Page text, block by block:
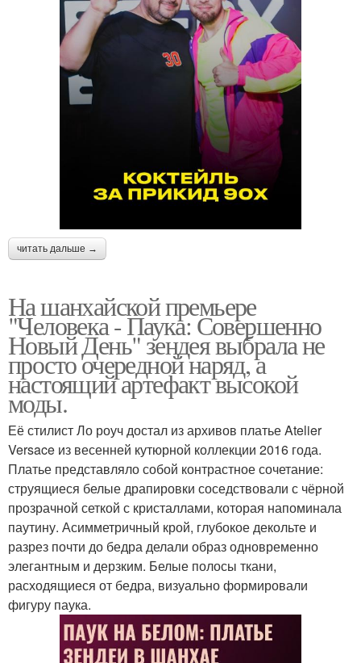
читать дальше →
На шанхайской премьере
"Человека - Паука: Совершенно
Новый День" зендея выбрала не
просто очередной наряд, а
настоящий артефакт высокой
моды.
Её стилист Ло роуч достал из архивов платье Atelier
Versace из весенней кутюрной коллекции 2016 года.
Платье представляло собой контрастное сочетание:
струящиеся белые драпировки соседствовали с чёрной
прозрачной сеткой с кристаллами, которая напоминала
паутину. Асимметричный крой, глубокое декольте и
разрез почти до бедра делали образ одновременно
элегантным и дерзким. Белые полосы ткани,
расходящиеся от бедра, визуально формировали
фигуру паука.